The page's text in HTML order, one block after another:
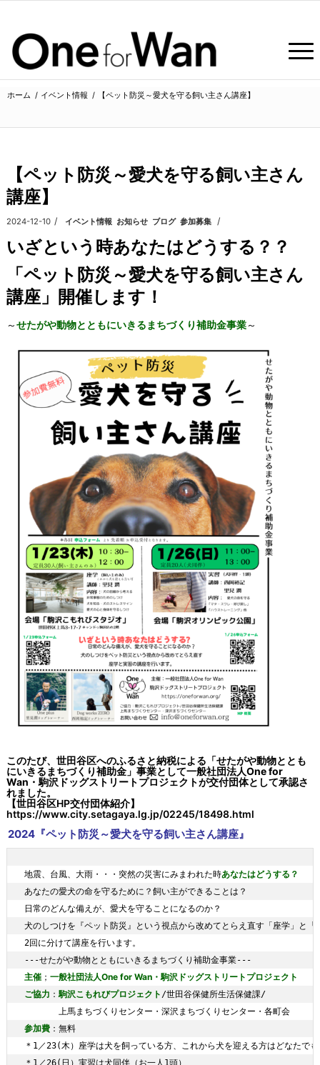
ホーム / イベント情報 / 【ペット防災～愛犬を守る飼い主さん講座】
【ペット防災～愛犬を守る飼い主さん
講座】
2024-12-10 /
カテゴリ: イベント情報 お知らせ, ブログ, 参加募集 /
いざという時あなたはどうする？？
「ペット防災～愛犬を守る飼い主さん
講座」開催します！
～せたがや動物とともにいきるまちづくり補助金事業～
このたび、世田谷区へのふるさと納税による「せたがや動物ととも
にいきるまちづくり補助金」事業として一般社団法人One for
Wan・駒沢ドッグストリートプロジェクトが交付団体として承認さ
れました。
【世田谷区HP交付団体紹介】
https://www.city.setagaya.lg.jp/02245/18498.html
2024『ペット防災～愛犬を守る飼い主さん講座』
地震、台風、大雨・・・突然の災害にみまわれた時あなたはどうする？
あなたの愛犬の命を守るために？飼い主ができることは？
日常のどんな備えが、愛犬を守ることになるのか？
犬のしつけを『ペット防災』という視点から改めてとらえ直す「座学」と「
2回に分けて講座を行います。
主催； 一般社団法人One for Wan・駒沢ドッグストリートプロジェクト
ご協力 ：駒沢こもれびプロジェクト /世田谷保健所生活保健課/
上馬まちづくりセンター・深沢まちづくりセンター・各町会
参加費：無料
＊1／23(木）座学は犬を飼っている方、これから犬を迎える方はどなたで